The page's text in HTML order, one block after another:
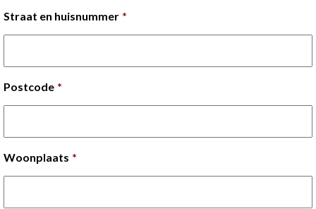
Straat en huisnummer *
Postcode *
Woonplaats *